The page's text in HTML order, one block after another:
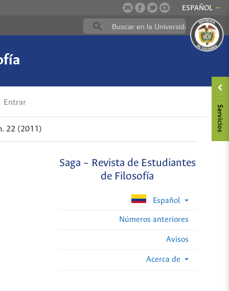
ESPAÑOL
Entrar
22 (2011)
Saga – Revista de Estudiantes
de Filosofía
Español
Números anteriores
Avisos
Acerca de